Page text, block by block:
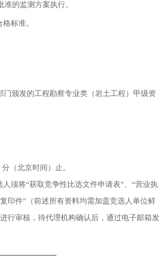
的监测方案执行。
标准。
颁发的工程勘察专业类（岩土工程）甲级资
分（北京时间）止。
人须将“获取竞争性比选文件申请表” “营业执
印件” （前述所有资料均需加盖竞选人单位鲜
行审核，待代理机构确认后，通过电子邮箱发